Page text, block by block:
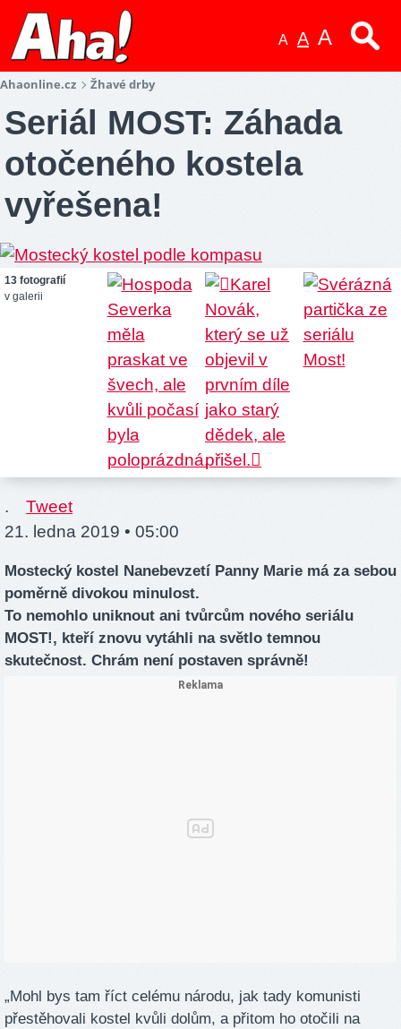
A A A
Ahaonline.cz Žhavé drby
Seriál MOST: Záhada
otočeného kostela
vyřešena!
13 fotografií
v galerii
.
Tweet
21. ledna 2019 • 05:00
Mostecký kostel Nanebevzetí Panny Marie má za sebou
poměrně divokou minulost.
To nemohlo uniknout ani tvůrcům nového seriálu
MOST!, kteří znovu vytáhli na světlo temnou
skutečnost. Chrám není postaven správně!
„Mohl bys tam říct celému národu, jak tady komunisti
přestěhovali kostel kvůli dolům, a přitom ho otočili na